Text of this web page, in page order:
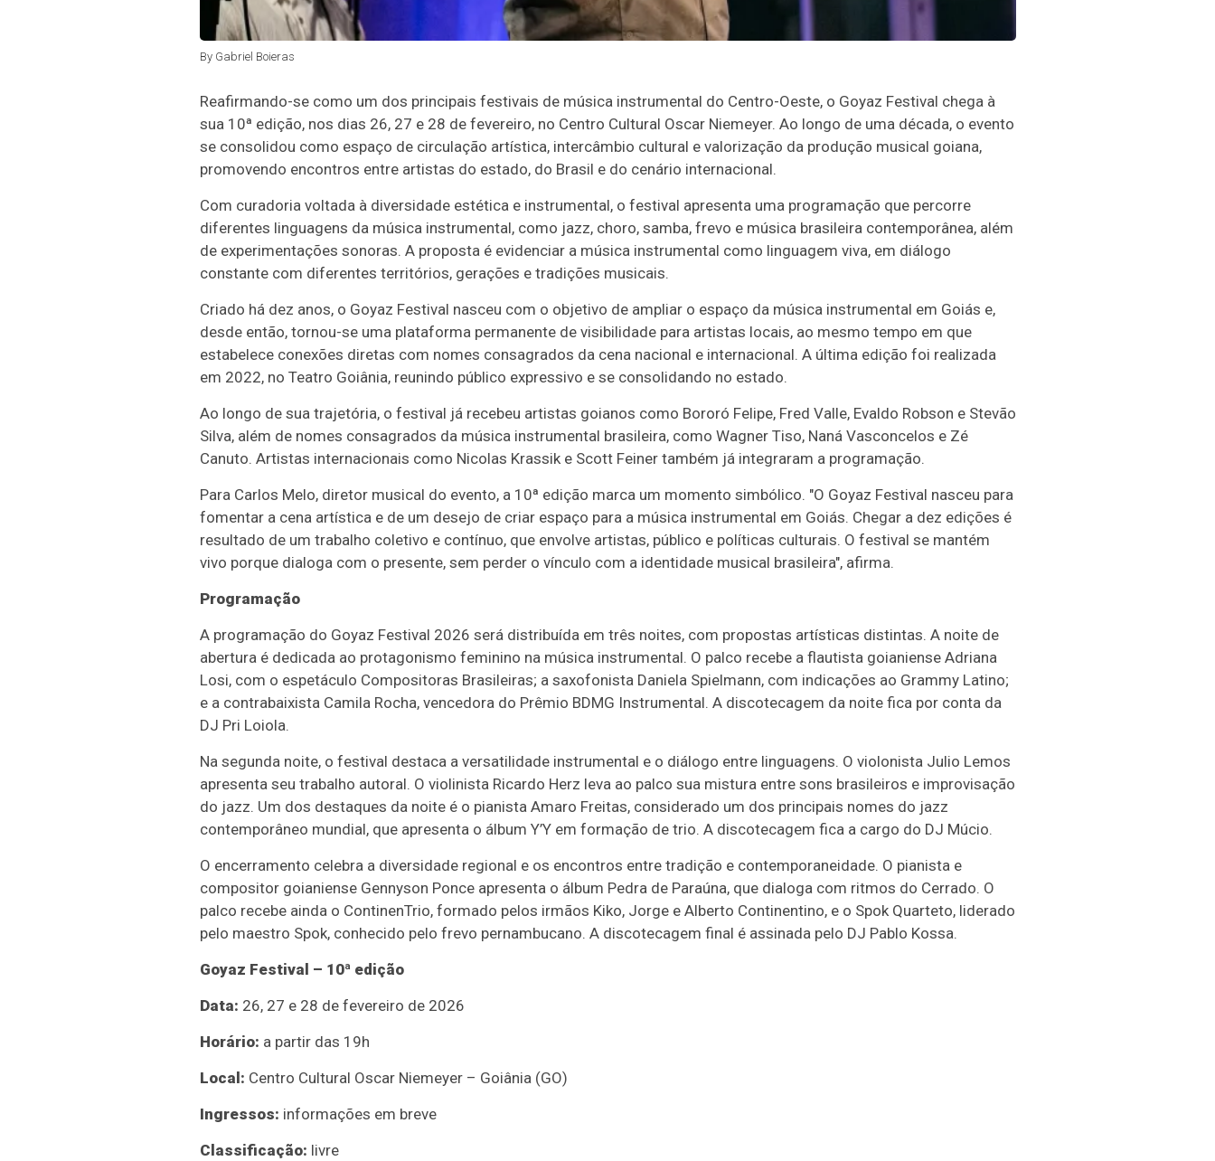
By Gabriel Boieras
Reafirmando-se como um dos principais festivais de música instrumental do Centro-Oeste, o Goyaz Festival chega à
sua 10ª edição, nos dias 26, 27 e 28 de fevereiro, no Centro Cultural Oscar Niemeyer. Ao longo de uma década, o evento
se consolidou como espaço de circulação artística, intercâmbio cultural e valorização da produção musical goiana,
promovendo encontros entre artistas do estado, do Brasil e do cenário internacional.
Com curadoria voltada à diversidade estética e instrumental, o festival apresenta uma programação que percorre
diferentes linguagens da música instrumental, como jazz, choro, samba, frevo e música brasileira contemporânea, além
de experimentações sonoras. A proposta é evidenciar a música instrumental como linguagem viva, em diálogo
constante com diferentes territórios, gerações e tradições musicais.
Criado há dez anos, o Goyaz Festival nasceu com o objetivo de ampliar o espaço da música instrumental em Goiás e,
desde então, tornou-se uma plataforma permanente de visibilidade para artistas locais, ao mesmo tempo em que
estabelece conexões diretas com nomes consagrados da cena nacional e internacional. A última edição foi realizada
em 2022, no Teatro Goiânia, reunindo público expressivo e se consolidando no estado.
Ao longo de sua trajetória, o festival já recebeu artistas goianos como Bororó Felipe, Fred Valle, Evaldo Robson e Stevão
Silva, além de nomes consagrados da música instrumental brasileira, como Wagner Tiso, Naná Vasconcelos e Zé
Canuto. Artistas internacionais como Nicolas Krassik e Scott Feiner também já integraram a programação.
Para Carlos Melo, diretor musical do evento, a 10ª edição marca um momento simbólico. "O Goyaz Festival nasceu para
fomentar a cena artística e de um desejo de criar espaço para a música instrumental em Goiás. Chegar a dez edições é
resultado de um trabalho coletivo e contínuo, que envolve artistas, público e políticas culturais. O festival se mantém
vivo porque dialoga com o presente, sem perder o vínculo com a identidade musical brasileira", afirma.
Programação
A programação do Goyaz Festival 2026 será distribuída em três noites, com propostas artísticas distintas. A noite de
abertura é dedicada ao protagonismo feminino na música instrumental. O palco recebe a flautista goianiense Adriana
Losi, com o espetáculo Compositoras Brasileiras; a saxofonista Daniela Spielmann, com indicações ao Grammy Latino;
e a contrabaixista Camila Rocha, vencedora do Prêmio BDMG Instrumental. A discotecagem da noite fica por conta da
DJ Pri Loiola.
Na segunda noite, o festival destaca a versatilidade instrumental e o diálogo entre linguagens. O violonista Julio Lemos
apresenta seu trabalho autoral. O violinista Ricardo Herz leva ao palco sua mistura entre sons brasileiros e improvisação
do jazz. Um dos destaques da noite é o pianista Amaro Freitas, considerado um dos principais nomes do jazz
contemporâneo mundial, que apresenta o álbum Y’Y em formação de trio. A discotecagem fica a cargo do DJ Múcio.
O encerramento celebra a diversidade regional e os encontros entre tradição e contemporaneidade. O pianista e
compositor goianiense Gennyson Ponce apresenta o álbum Pedra de Paraúna, que dialoga com ritmos do Cerrado. O
palco recebe ainda o ContinenTrio, formado pelos irmãos Kiko, Jorge e Alberto Continentino, e o Spok Quarteto, liderado
pelo maestro Spok, conhecido pelo frevo pernambucano. A discotecagem final é assinada pelo DJ Pablo Kossa.
Goyaz Festival – 10ª edição
Data: 26, 27 e 28 de fevereiro de 2026
Horário: a partir das 19h
Local: Centro Cultural Oscar Niemeyer – Goiânia (GO)
Ingressos: informações em breve
Classificação: livre